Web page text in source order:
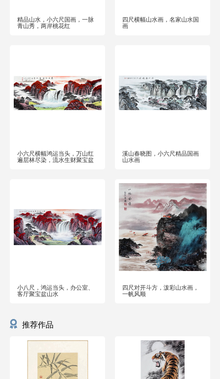
精品山水，小六尺国画，一脉
青山秀，两岸桃花红
四尺横幅山水画，名家山水国
画
小六尺横幅鸿运当头，万山红
遍层林尽染，流水生财聚宝盆
溪山春晓图，小六尺精品国画
山水画
小八尺，鸿运当头，办公室、
客厅聚宝盆山水
四尺对开斗方，泼彩山水画，
一帆风顺
推荐作品